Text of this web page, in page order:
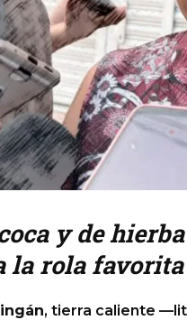
coca y de
la rola
, tierra caliente